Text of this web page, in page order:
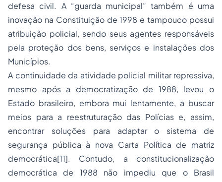
defesa civil. A “guarda municipal” também é uma
inovação na Constituição de 1998 e tampouco possui
atribuição policial, sendo seus agentes responsáveis
pela proteção dos bens, serviços e instalações dos
Municípios.
A continuidade da atividade policial militar repressiva,
mesmo após a democratização de 1988, levou o
Estado brasileiro, embora mui lentamente, a buscar
meios para a reestruturação das Polícias e, assim,
encontrar soluções para adaptar o sistema de
segurança pública à nova Carta Política de matriz
democrática[11]. Contudo, a constitucionalização
democrática de 1988 não impediu que o Brasil